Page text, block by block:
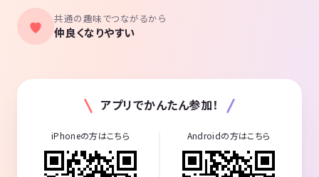
共通の趣味でつながるから
仲良くなりやすい
アプリでかんたん参加！
iPhoneの方はこちら Androidの方はこちら